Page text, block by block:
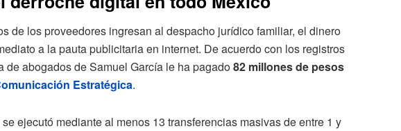
de los proveedores ingresan al despacho jurídico familiar, el dinero
a la pauta publicitaria en internet. De acuerdo con los registros
de abogados de Samuel García le ha pagado82 millones de pesos
Estratégica.
ejecutó mediante al menos 13 transferencias masivas de entre 1 y